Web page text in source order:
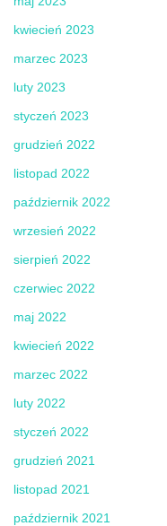
kwiecień 2023
marzec 2023
luty 2023
styczeń 2023
grudzień 2022
listopad 2022
październik 2022
wrzesień 2022
sierpień 2022
czerwiec 2022
maj 2022
kwiecień 2022
marzec 2022
luty 2022
styczeń 2022
grudzień 2021
listopad 2021
październik 2021